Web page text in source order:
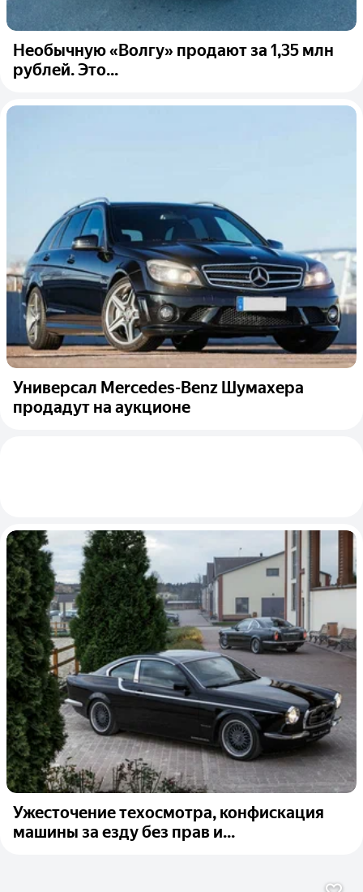
Необычную «Волгу» продают за 1,35 млн
рублей. Это...
Универсал Mercedes-Benz Шумахера
продадут на аукционе
Ужесточение техосмотра, конфискация
машины за езду без прав и...